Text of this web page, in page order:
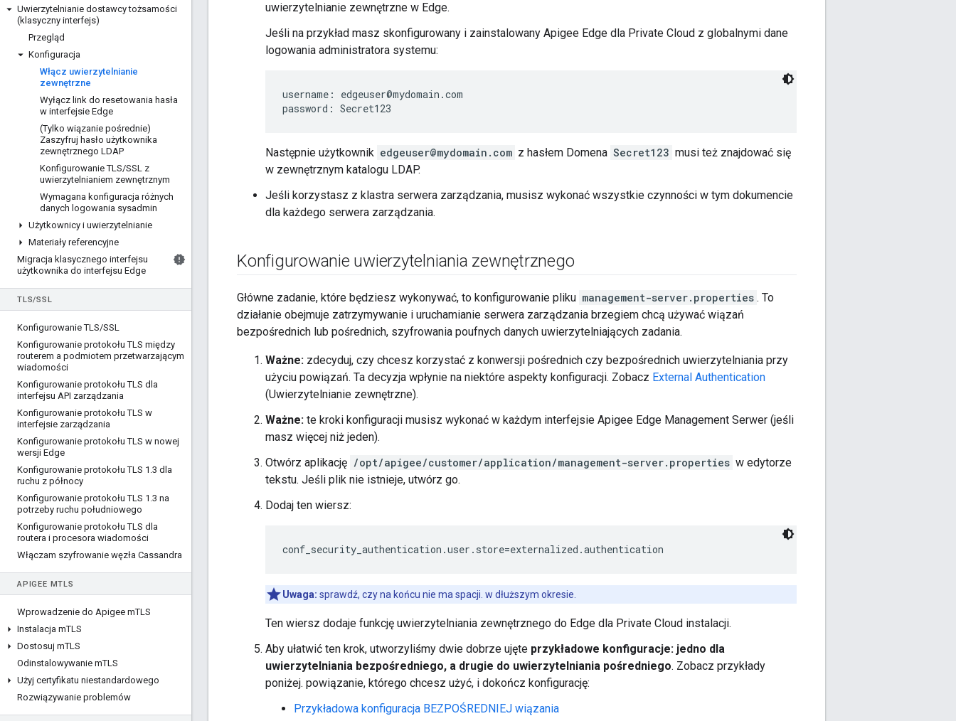
Uwierzytelnianie dostawcy tożsamości
(klasyczny interfejs)
Przegląd
Konfiguracja
Włącz uwierzytelnianie
zewnętrzne
Wyłącz link do resetowania hasła
w interfejsie Edge
(Tylko wiązanie pośrednie)
Zaszyfruj hasło użytkownika
zewnętrznego LDAP
Konfigurowanie TLS/SSL z
uwierzytelnianiem zewnętrznym
Wymagana konfiguracja różnych
danych logowania sysadmin
Użytkownicy i uwierzytelnianie
Materiały referencyjne
Migracja klasycznego interfejsu
użytkownika do interfejsu Edge
TLS/SSL
Konfigurowanie TLS/SSL
Konfigurowanie protokołu TLS między
routerem a podmiotem przetwarzającym
wiadomości
Konfigurowanie protokołu TLS dla
interfejsu API zarządzania
Konfigurowanie protokołu TLS w
interfejsie zarządzania
Konfigurowanie protokołu TLS w nowej
wersji Edge
Konfigurowanie protokołu TLS 1 .3 dla
ruchu z północy
Konfigurowanie protokołu TLS 1 .3 na
potrzeby ruchu południowego
Konfigurowanie protokołu TLS dla
routera i procesora wiadomości
Włączam szyfrowanie węzła Cassandra
APIGEE MTLS
Wprowadzenie do Apigee mTLS
Instalacja mTLS
Dostosuj mTLS
Odinstalowywanie mTLS
Użyj certyfikatu niestandardowego
Rozwiązywanie problemów
uwierzytelnianie zewnętrzne w Edge.
Jeśli na przykład masz skonfigurowany i zainstalowany Apigee Edge dla Private Cloud z globalnymi dane
logowania administratora systemu:
username: edgeuser@mydomain.com
password: Secret123
Następnie użytkownik edgeuser@mydomain.com z hasłem Domena Secret123 musi też znajdować się
w zewnętrznym katalogu LDAP.
Jeśli korzystasz z klastra serwera zarządzania, musisz wykonać wszystkie czynności w tym dokumencie
dla każdego serwera zarządzania.
Konfigurowanie uwierzytelniania zewnętrznego
Główne zadanie, które będziesz wykonywać, to konfigurowanie pliku management-server.properties . To
działanie obejmuje zatrzymywanie i uruchamianie serwera zarządzania brzegiem chcą używać wiązań
bezpośrednich lub pośrednich, szyfrowania poufnych danych uwierzytelniających zadania.
Ważne: zdecyduj, czy chcesz korzystać z konwersji pośrednich czy bezpośrednich uwierzytelniania przy
użyciu powiązań. Ta decyzja wpłynie na niektóre aspekty konfiguracji. Zobacz External Authentication
(Uwierzytelnianie zewnętrzne).
Ważne: te kroki konfiguracji musisz wykonać w każdym interfejsie Apigee Edge Management Serwer (jeśli
masz więcej niż jeden).
Otwórz aplikację /opt/apigee/customer/application/management-server.properties w edytorze
tekstu. Jeśli plik nie istnieje, utwórz go.
Dodaj ten wiersz:
conf_security_authentication.user.store=externalized.authentication
Uwaga: sprawdź, czy na końcu nie ma spacji. w dłuższym okresie.
Ten wiersz dodaje funkcję uwierzytelniania zewnętrznego do Edge dla Private Cloud instalacji.
Aby ułatwić ten krok, utworzyliśmy dwie dobrze ujęte przykładowe konfiguracje: jedno dla
uwierzytelniania bezpośredniego, a drugie do uwierzytelniania pośredniego. Zobacz przykłady
poniżej. powiązanie, którego chcesz użyć, i dokończ konfigurację:
Przykładowa konfiguracja BEZPOŚREDNIEJ wiązania